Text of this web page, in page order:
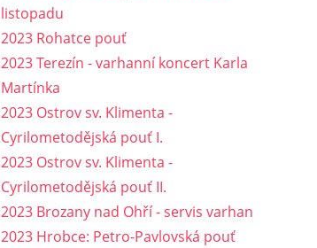
listopadu
2023 Rohatce pouť
2023 Terezín - varhanní koncert Karla
Martínka
2023 Ostrov sv. Klimenta -
Cyrilometodějská pouť I.
2023 Ostrov sv. Klimenta -
Cyrilometodějská pouť II.
2023 Brozany nad Ohří - servis varhan
2023 Hrobce: Petro-Pavlovská pouť